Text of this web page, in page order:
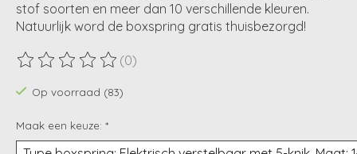
stof soorten en meer dan 10 verschillende kleuren.
Natuurlijk word de boxspring gratis thuisbezorgd!
De beoordeling van dit product is
(0)
Op voorraad (83)
Maak een keuze: *